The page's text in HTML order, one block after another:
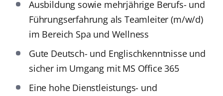
Ausbildung sowie mehrjährige Berufs- und
Führungserfahrung als Teamleiter (m/w/d)
im Bereich Spa und Wellness
Gute Deutsch- und Englischkenntnisse und
sicher im Umgang mit MS Office 365
Eine hohe Dienstleistungs- und